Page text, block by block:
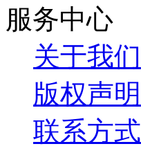
服务中心
关于我们
版权声明
联系方式